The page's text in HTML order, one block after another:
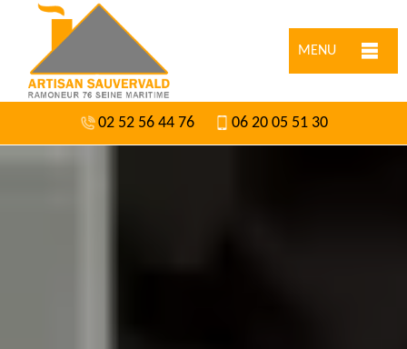
MENU
02 52 56 44 76 06 20 05 51 30